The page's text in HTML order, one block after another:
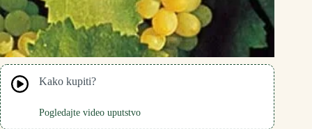
Kako kupiti?
Pogledajte video uputstvo